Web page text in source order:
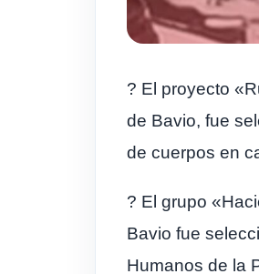
? El proyecto
de Bavio, fue
de cuerpos en
? El grupo
Bavio fue
Humanos de la